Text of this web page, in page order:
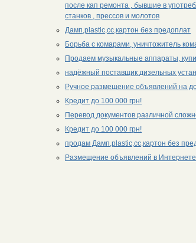
после кап ремонта , бывшие в
станков , прессов и молотов
Дамп,plastic,сс,картон без предоплат
Борьба с комарами, уничтожитель
Продаем музыкальные аппараты,
надёжный поставщик дизельных
Ручное размещение объявлений на
Кредит до 100 000 грн!
Перевод документов различной
Кредит до 100 000 грн!
продам Дамп,plastic,сс,картон без
Размещение объявлений в